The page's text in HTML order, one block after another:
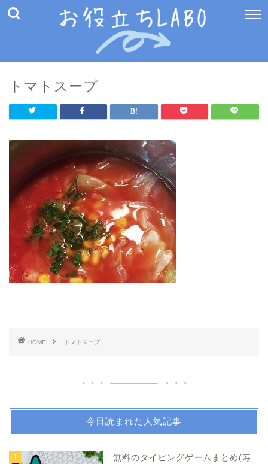
トマトスープ
HOME トマトスープ
今日読まれた人気記事
1
無料のタイピングゲームまとめ(寿